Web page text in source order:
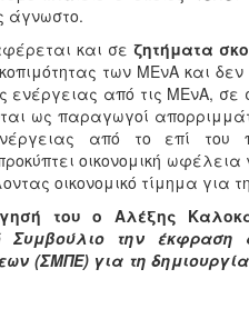
άγνωστο.
και σεζητήματα
των ΜΕνΑ και
ενέργειας από τις ΜΕνΑ,
ως παραγωγοί
από το επί
οικονομική
οικονομικό τίμημα για
του ο Αλέξης
Συμβούλιο την
(ΣΜΠΕ) για τη